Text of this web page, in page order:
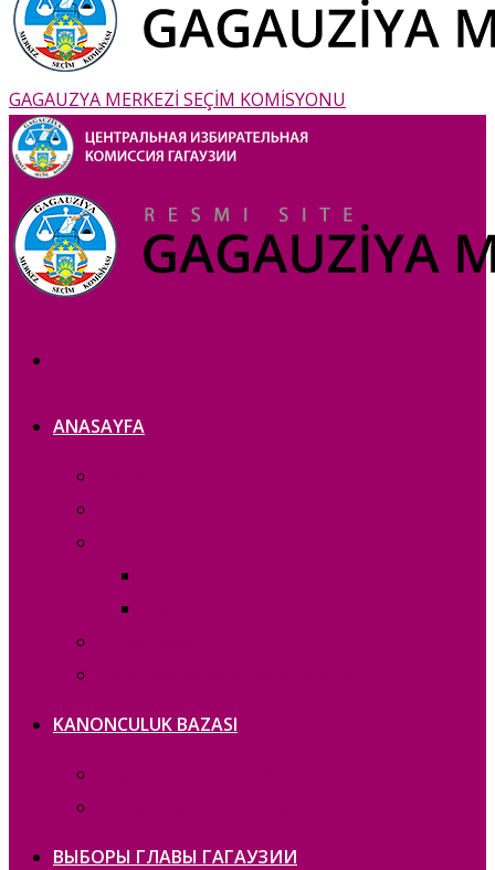
GAGAUZYA MERKEZİ SEÇİM KOMİSYONU
ANASAYFA
KANONCULUK BAZASI
ВЫБОРЫ ГЛАВЫ ГАГАУЗИИ